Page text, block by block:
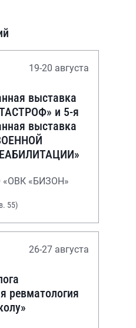
19-20 августа
выставка
и 5-я
выставка
«ОВК «БИЗОН»
55)
26-27 августа
ревматология